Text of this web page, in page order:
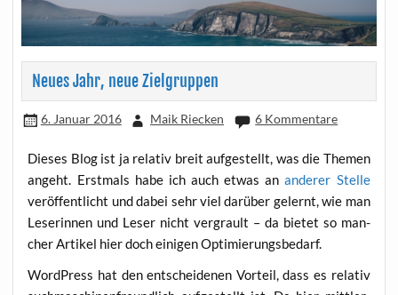
Neues Jahr, neue Zielgruppen
6. Januar 2016 Maik Riecken 6 Kommentare
Die­ses Blog ist ja rela­tiv breit auf­ge­stellt, was die The­men
angeht. Erst­mals habe ich auch etwas anande­rer Stel­le
ver­öf­fent­licht und dabei sehr viel dar­über gelernt, wie man
Lese­rin­nen und Leser nicht ver­grault – da bie­tet so man­
cher Arti­kel hier doch eini­gen Optimierungsbedarf.
Word­Press hat den ent­schei­de­nen Vor­teil, dass es rela­tiv